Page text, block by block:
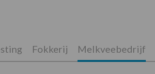
Fokkerij Melkveebedrijf